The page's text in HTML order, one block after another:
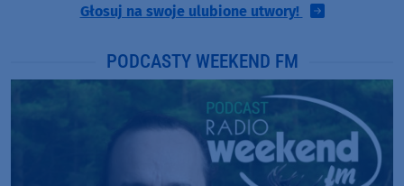
Głosuj na swoje ulubione utwory!
PODCASTY WEEKEND FM